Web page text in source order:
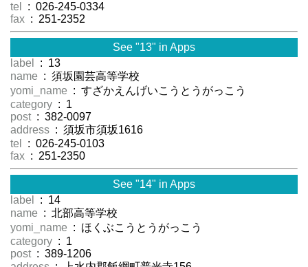
tel
: 026-245-0334
fax : 251-2352
See "13" in Apps
label
: 13
name : 須坂園芸高等学校
yomi_name : すざかえんげいこうとうがっこう
category : 1
post : 382-0097
address : 須坂市須坂1616
tel
: 026-245-0103
fax : 251-2350
See "14" in Apps
label
: 14
name : 北部高等学校
yomi_name : ほくぶこうとうがっこう
category : 1
post : 389-1206